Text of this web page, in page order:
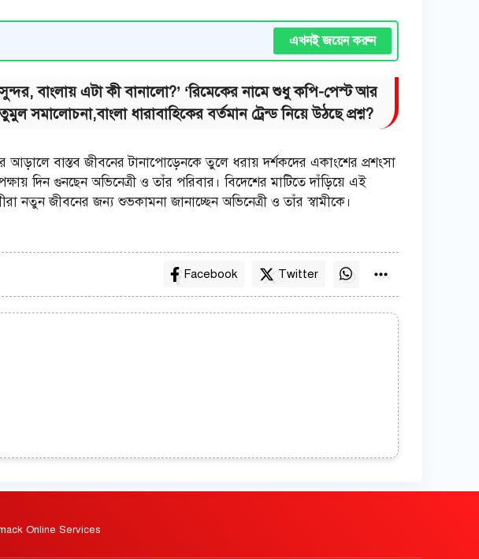
এখনই জয়েন করুন
বাংলায় এটা কী বানালো?’ ‘রিমেকের নামে শুধু কপি-পেস্ট আর
সমালোচনা,বাংলা ধারাবাহিকের বর্তমান ট্রেন্ড নিয়ে উঠছে প্রশ্ন?
আড়ালে বাস্তব জীবনের টানাপোড়েনকে তুলে ধরায় দর্শকদের একাংশের প্রশংসা
দিন গুনছেন অভিনেত্রী ও তাঁর পরিবার। বিদেশের মাটিতে দাঁড়িয়ে এই
জীবনের জন্য শুভকামনা জানাচ্ছেন অভিনেত্রী ও তাঁর স্বামীকে।
Facebook Twitter
Online Services